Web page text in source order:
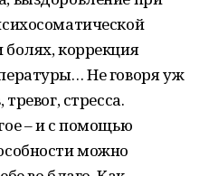
коррекция
Не говоря уж
стресса.
– и с помощью
можно